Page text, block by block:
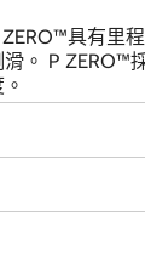
具有里
。 P